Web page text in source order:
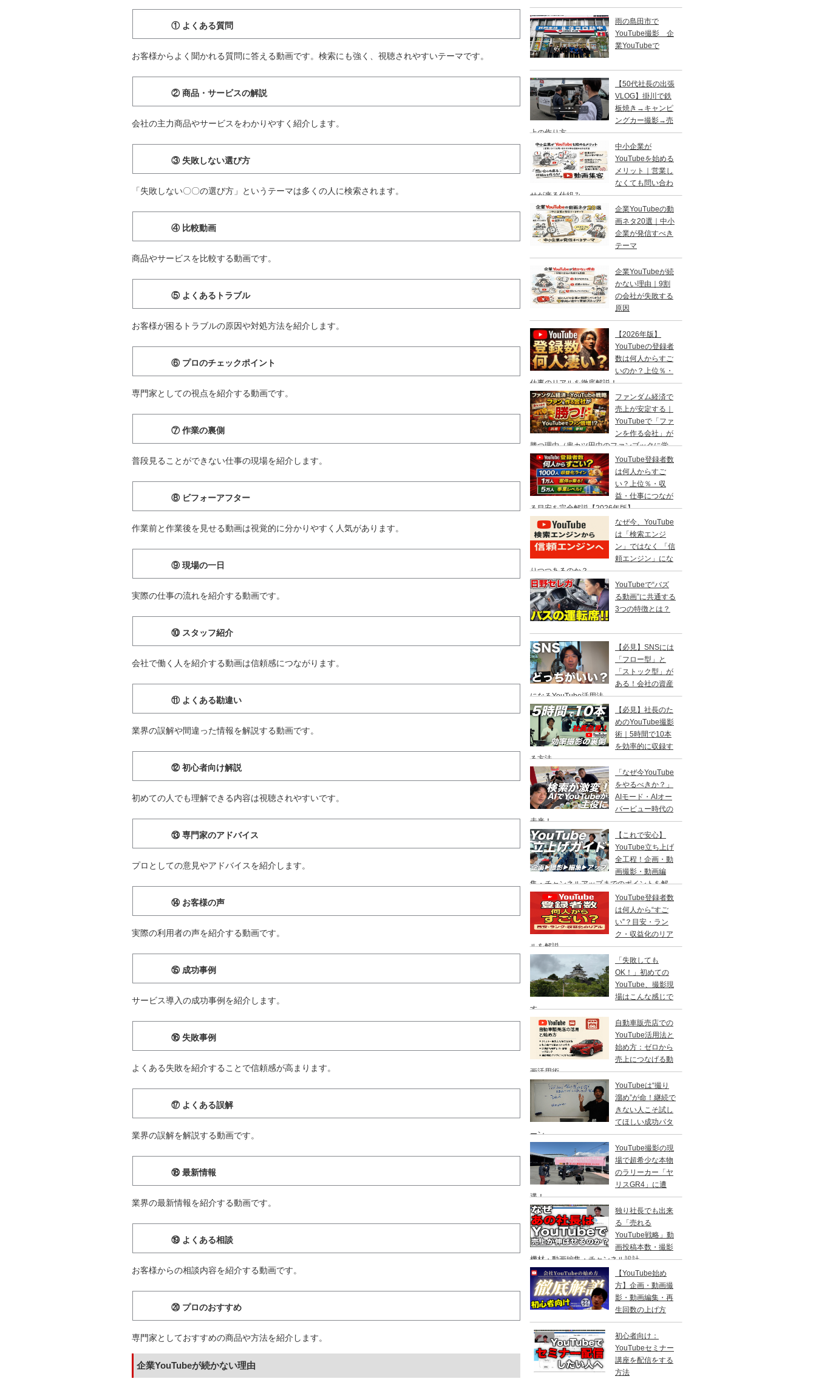
① よくある質問
お客様からよく聞かれる質問に答える動画です。検索にも強く、視聴されやすいテーマです。
② 商品・サービスの解説
会社の主力商品やサービスをわかりやすく紹介します。
③ 失敗しない選び方
「失敗しない〇〇の選び方」というテーマは多くの人に検索されます。
④ 比較動画
商品やサービスを比較する動画です。
⑤ よくあるトラブル
お客様が困るトラブルの原因や対処方法を紹介します。
⑥ プロのチェックポイント
専門家としての視点を紹介する動画です。
⑦ 作業の裏側
普段見ることができない仕事の現場を紹介します。
⑧ ビフォーアフター
作業前と作業後を見せる動画は視覚的に分かりやすく人気があります。
⑨ 現場の一日
実際の仕事の流れを紹介する動画です。
⑩ スタッフ紹介
会社で働く人を紹介する動画は信頼感につながります。
⑪ よくある勘違い
業界の誤解や間違った情報を解説する動画です。
⑫ 初心者向け解説
初めての人でも理解できる内容は視聴されやすいです。
⑬ 専門家のアドバイス
プロとしての意見やアドバイスを紹介します。
⑭ お客様の声
実際の利用者の声を紹介する動画です。
⑮ 成功事例
サービス導入の成功事例を紹介します。
⑯ 失敗事例
よくある失敗を紹介することで信頼感が高まります。
⑰ よくある誤解
業界の誤解を解説する動画です。
⑱ 最新情報
業界の最新情報を紹介する動画です。
⑲ よくある相談
お客様からの相談内容を紹介する動画です。
⑳ プロのおすすめ
専門家としておすすめの商品や方法を紹介します。
企業YouTubeが続かない理由
雨の島田市で
YouTube撮影 企
業YouTubeで
【50代社長の出張
VLOG】掛川で鉄
板焼き→キャンピ
ングカー撮影→売
上の作り方
中小企業が
YouTubeを始める
メリット｜営業し
なくても問い合わ
せが来る仕組み
企業YouTubeの動
画ネタ20選｜中小
企業が発信すべき
テーマ
企業YouTubeが続
かない理由｜9割
の会社が失敗する
原因
【2026年版】
YouTubeの登録者
数は何人からすご
いのか？上位％・
仕事のリアルを徹底解説！
ファンダム経済で
売上が安定する｜
YouTubeで「ファ
ンを作る会社」が
勝つ理由（串カツ田中のファンブックに学
ぶ）
YouTube登録者数
は何人からすご
い？上位％・収
益・仕事につなが
る目安を完全解説【2026年版】
なぜ今、YouTube
は「検索エンジ
ン」ではなく 「信
頼エンジン」にな
りつつあるのか？
YouTubeで“バズ
る動画”に共通する
3つの特徴とは？
【必見】SNSには
「フロー型」と
「ストック型」が
ある！会社の資産
になるYouTube活用法
【必見】社長のた
めのYouTube撮影
術｜5時間で10本
を効率的に収録す
る方法
「なぜ今YouTube
をやるべきか？」
AIモード・AIオー
バービュー時代の
未来！
【これで安心】
YouTube立ち上げ
全工程！企画・動
画撮影・動画編
集・チャンネルアップまでのポイントを解
説 静岡沼津出張
YouTube登録者数
は何人から“すご
い”？目安・ラン
ク・収益化のリア
ルを解説
「失敗しても
OK！」初めての
YouTube、撮影現
場はこんな感じで
す
自動車販売店での
YouTube活用法と
始め方：ゼロから
売上につなげる動
画活用術
YouTubeは“撮り
溜め”が命！継続で
きない人こそ試し
てほしい成功パタ
ーン
YouTube撮影の現
場で超希少な本物
のラリーカー「ヤ
リスGR4」に遭
遇！
独り社長でも出来
る「売れる
YouTube戦略」動
画投稿本数・撮影
機材・動画編集・チャンネル設計
【YouTube始め
方】企画・動画撮
影・動画編集・再
生回数の上げ方
初心者向け：
YouTubeセミナー
講座を配信をする
方法